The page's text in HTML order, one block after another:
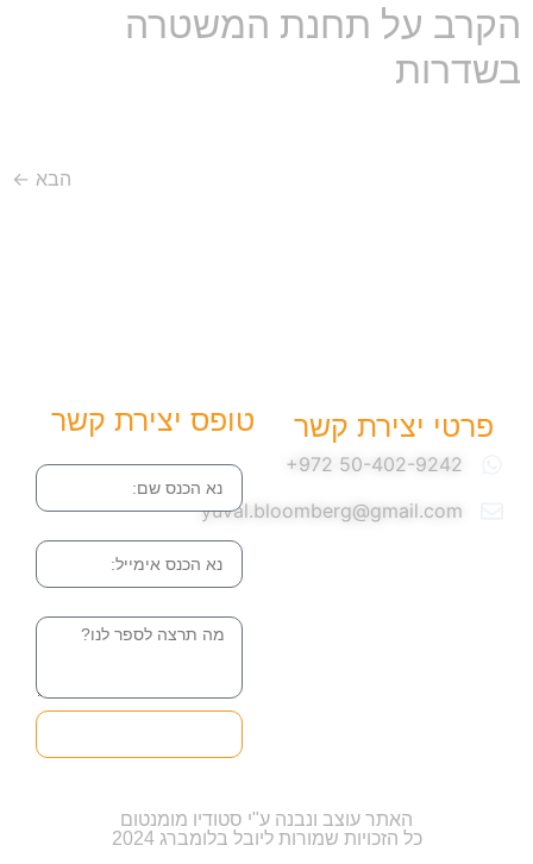
הקרב על תחנת המשטרה
בשדרות
הבא ←
פרטי יצירת קשר
yuval.bloomberg@gmail.com
טופס יצירת קשר
האתר עוצב ונבנה ע"י סטודיו מומנטום
כל הזכויות שמורות ליובל בלומברג 2024